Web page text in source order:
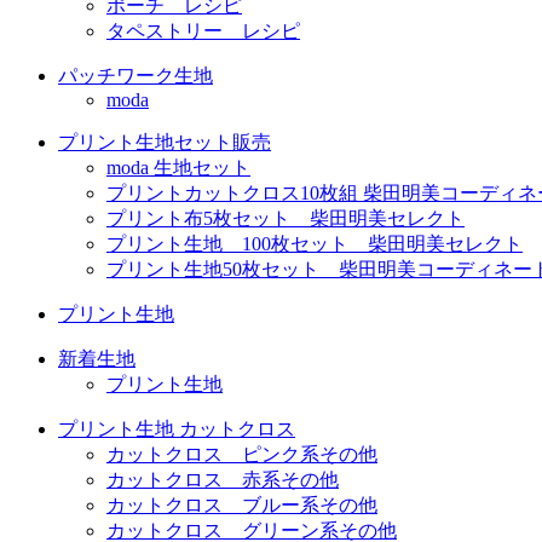
ポーチ レシピ
タペストリー レシピ
パッチワーク生地
moda
プリント生地セット販売
moda 生地セット
プリントカットクロス10枚組 柴田明美コーディネ
プリント布5枚セット 柴田明美セレクト
プリント生地 100枚セット 柴田明美セレクト
プリント生地50枚セット 柴田明美コーディネー
プリント生地
新着生地
プリント生地
プリント生地 カットクロス
カットクロス ピンク系その他
カットクロス 赤系その他
カットクロス ブルー系その他
カットクロス グリーン系その他